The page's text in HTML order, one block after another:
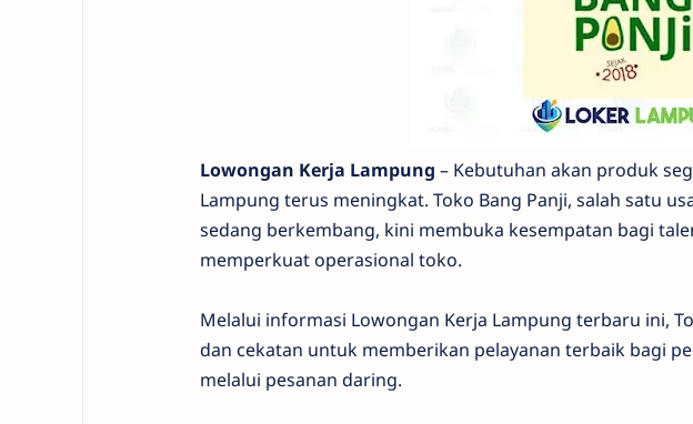
Lowongan Kerja Lampung – Kebutuhan akan produk
Lampung terus meningkat. Toko Bang Panji, salah satu
sedang berkembang, kini membuka kesempatan bagi
memperkuat operasional toko.
Melalui informasi Lowongan Kerja Lampung terbaru ini,
dan cekatan untuk memberikan pelayanan terbaik bagi
melalui pesanan daring.